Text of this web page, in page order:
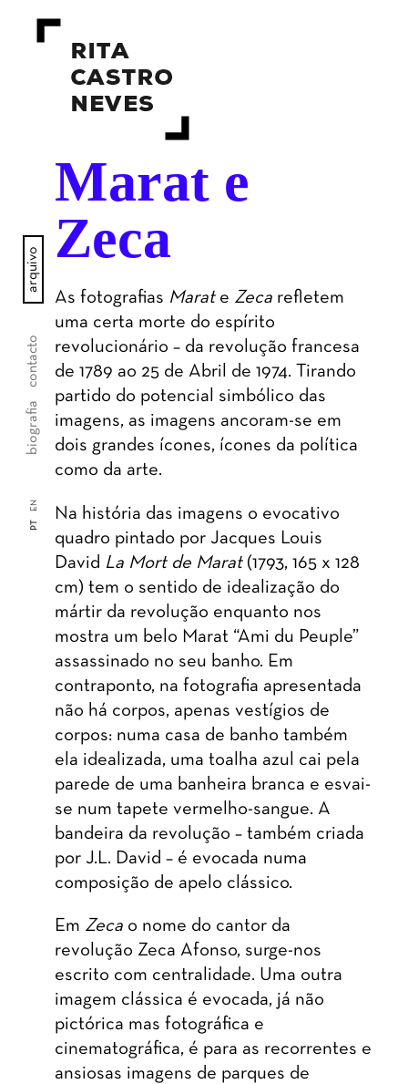
PT
EN
biografia
contacto
arquivo
Marat e
Zeca
As fotografias Marate Zeca refletem
uma certa morte do espírito
revolucionário – da revolução francesa
de 1789 ao 25 de Abril de 1974. Tirando
partido do potencial simbólico das
imagens, as imagens ancoram-se em
dois grandes ícones, ícones da política
como da arte.
Na história das imagens o evocativo
quadro pintado por Jacques Louis
David La Mort de Marat (1793, 165 x 128
cm) tem o sentido de idealização do
mártir da revolução enquanto nos
mostra um belo Marat “Ami du Peuple”
assassinado no seu banho. Em
contraponto, na fotografia apresentada
não há corpos, apenas vestígios de
corpos: numa casa de banho também
ela idealizada, uma toalha azul cai pela
parede de uma banheira branca e esvai-
se num tapete vermelho-sangue. A
bandeira da revolução – também criada
por J.L. David – é evocada numa
composição de apelo clássico.
Em Zeca o nome do cantor da
revolução Zeca Afonso, surge-nos
escrito com centralidade. Uma outra
imagem clássica é evocada, já não
pictórica mas fotográfica e
cinematográfica, é para as recorrentes e
ansiosas imagens de parques de